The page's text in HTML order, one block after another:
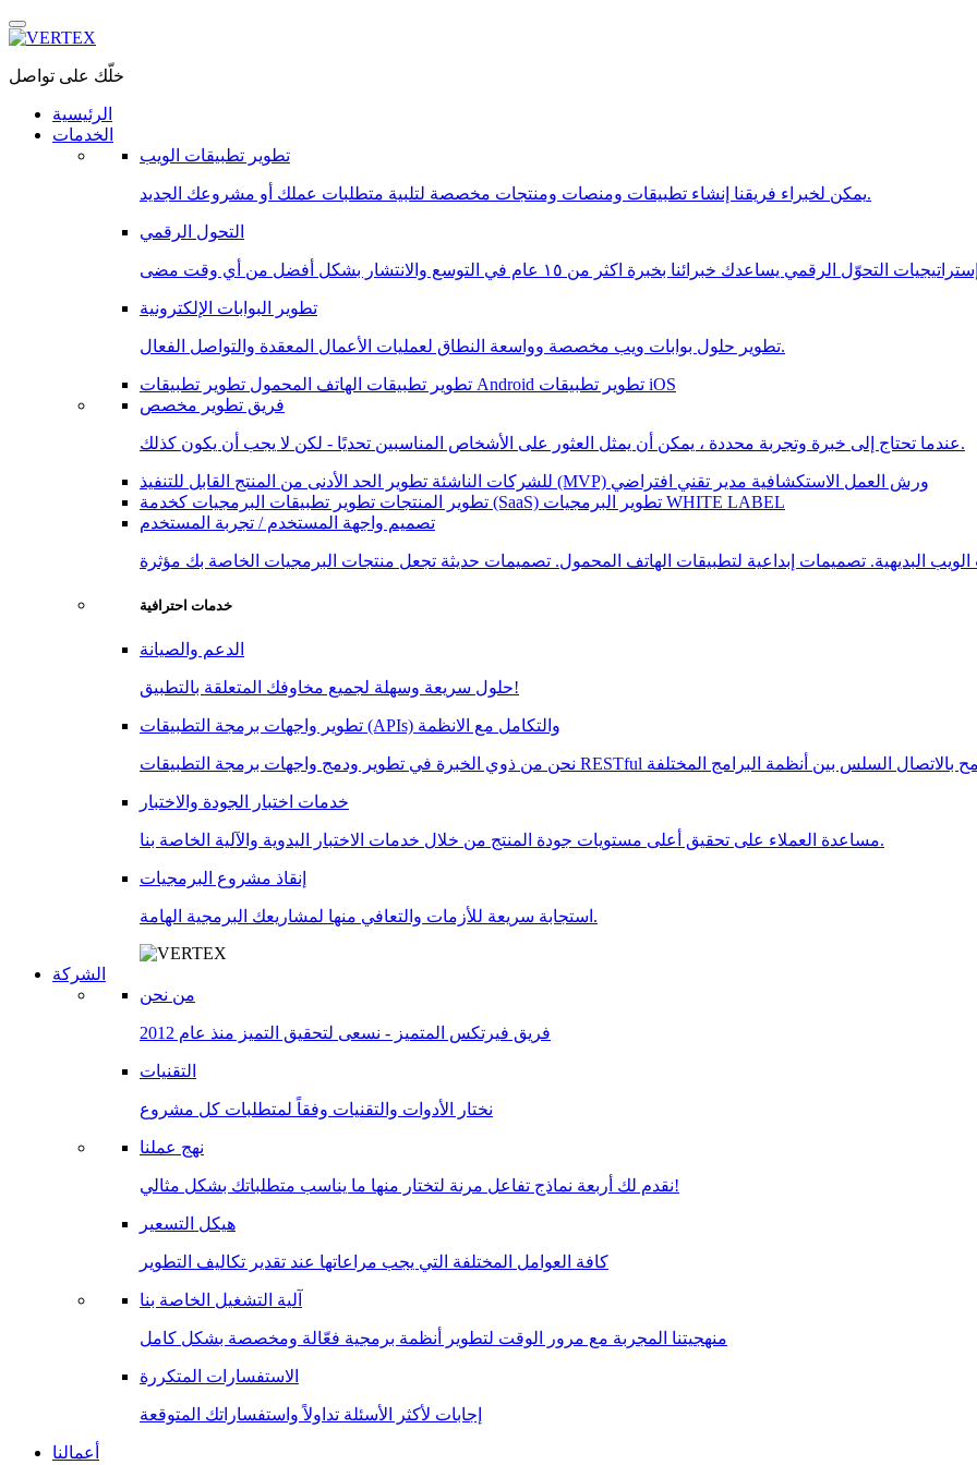
خلّك على تواصل
الرئيسية
الخدمات
تطوير تطبيقات الويب
يمكن لخبراء فريقنا إنشاء تطبيقات ومنصات ومنتجات مخصصة لتلبية متطلبات عملك أو مشروعك الجديد.
التحول الرقمي
التحوّل الرقمي يساعدك خبرائنا بخبرة اكثر من ١٥ عام في التوسع والانتشار بشكل أفضل من أي وقت مضى
تطوير البوابات الإلكترونية
تطوير حلول بوابات ويب مخصصة وواسعة النطاق لعمليات الأعمال المعقدة والتواصل الفعال.
تطوير تطبيقات الهاتف المحمول تطوير تطبيقات Android
تطوير تطبيقات iOS
فريق تطوير مخصص
عندما تحتاج إلى خبرة وتجربة محددة ، يمكن أن يمثل العثور على الأشخاص المناسبين تحديًا - لكن لا يجب أن يكون كذلك.
للشركات الناشئة تطوير الحد الأدنى من المنتج القابل للتنفيذ (MVP) ورش العمل الاستكشافية مدير تقني افتراضي
تطوير المنتجات تطوير تطبيقات البرمجيات كخدمة (SaaS)
تطوير البرمجيات WHITE LABEL
تصميم واجهة المستخدم / تجربة المستخدم
خدمات احترافية
الدعم والصيانة
حلول سريعة وسهلة لجميع مخاوفك المتعلقة بالتطبيق!
تطوير واجهات برمجة التطبيقات (APIs) والتكامل مع الانظمة
خدمات اختبار الجودة والاختبار
مساعدة العملاء على تحقيق أعلى مستويات جودة المنتج من خلال خدمات الاختبار اليدوية والآلية الخاصة بنا.
إنقاذ مشروع البرمجيات
استجابة سريعة للأزمات والتعافي منها لمشاريعك البرمجية الهامة.
الشركة
من نحن
فريق فيرتكس المتميز - نسعى لتحقيق التميز منذ عام 2012
التقنيات
نختار الأدوات والتقنيات وفقاً لمتطلبات كل مشروع
نهج عملنا
نقدم لك أربعة نماذج تفاعل مرنة لتختار منها ما يناسب متطلباتك بشكل مثالي!
هيكل التسعير
كافة العوامل المختلفة التي يجب مراعاتها عند تقدير تكاليف التطوير
آلية التشغيل الخاصة بنا
منهجيتنا المجربة مع مرور الوقت لتطوير أنظمة برمجية فعّالة ومخصصة بشكل كامل
الاستفسارات المتكررة
إجابات لأكثر الأسئلة تداولاً واستفساراتك المتوقعة
أعمالنا